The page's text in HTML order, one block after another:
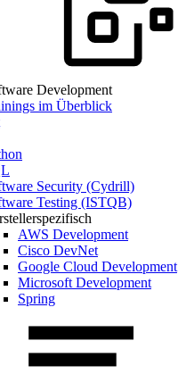
Development
im Überblick
Security (Cydrill)
Testing (ISTQB)
AWS Development
Cisco DevNet
Google Cloud Development
Microsoft Development
Spring